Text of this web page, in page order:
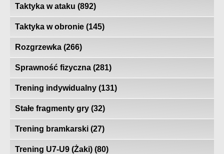
Taktyka w ataku (892)
Taktyka w obronie (145)
Rozgrzewka (266)
Sprawność fizyczna (281)
Trening indywidualny (131)
Stałe fragmenty gry (32)
Trening bramkarski (27)
Trening U7-U9 (Żaki) (80)